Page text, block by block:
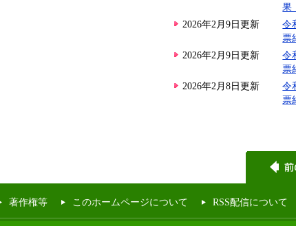
果
2026年2月9日更新
令
票
2026年2月9日更新
令
票
2026年2月8日更新
令
票
著作権等 このホームページについて RSS配信について